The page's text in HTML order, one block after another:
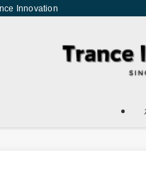
Innovation